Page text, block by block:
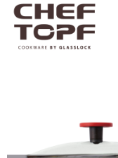
運送方式
宅配
每筆NT$85，滿